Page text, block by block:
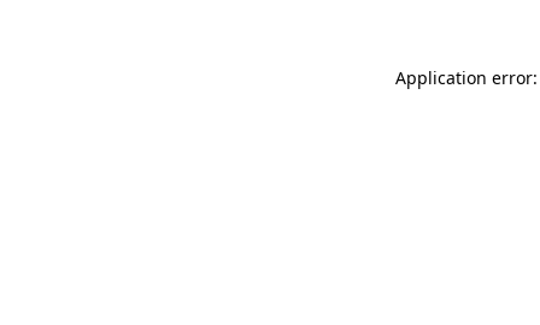
Application